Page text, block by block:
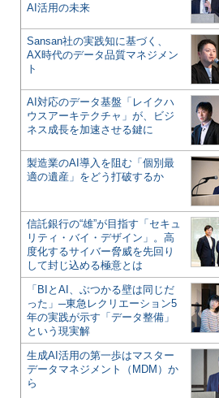
AI活用の未来
Sansan社の実践知に基づく、
AX時代のデータ品質マネジメン
ト
AI対応のデータ基盤「レイクハ
ウスアーキテクチャ」が、ビジ
ネス成長を加速させる鍵に
製造業のAI導入を阻む「個別最
適の遺産」をどう打破するか
信託銀行の“雄”が目指す「セキュ
リティ・バイ・デザイン」。高
度化するサイバー脅威を先回り
して封じ込める極意とは
「BIとAI、ぶつかる壁は同じだ
った」─東急レクリエーション5
年の実践が示す「データ整備」
という現実解
生成AI活用の第一歩はマスター
データマネジメント（MDM）か
ら